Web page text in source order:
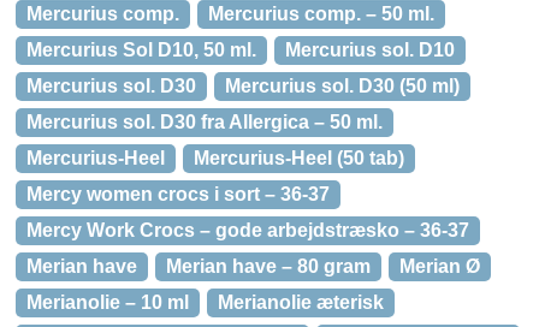
Mercurius comp.
Mercurius comp. – 50 ml.
Mercurius Sol D10, 50 ml.
Mercurius sol. D10
Mercurius sol. D30
Mercurius sol. D30 (50 ml)
Mercurius sol. D30 fra Allergica – 50 ml.
Mercurius-Heel
Mercurius-Heel (50 tab)
Mercy women crocs i sort – 36-37
Mercy Work Crocs – gode arbejdstræsko – 36-37
Merian have
Merian have – 80 gram
Merian Ø
Merianolie – 10 ml
Merianolie æterisk